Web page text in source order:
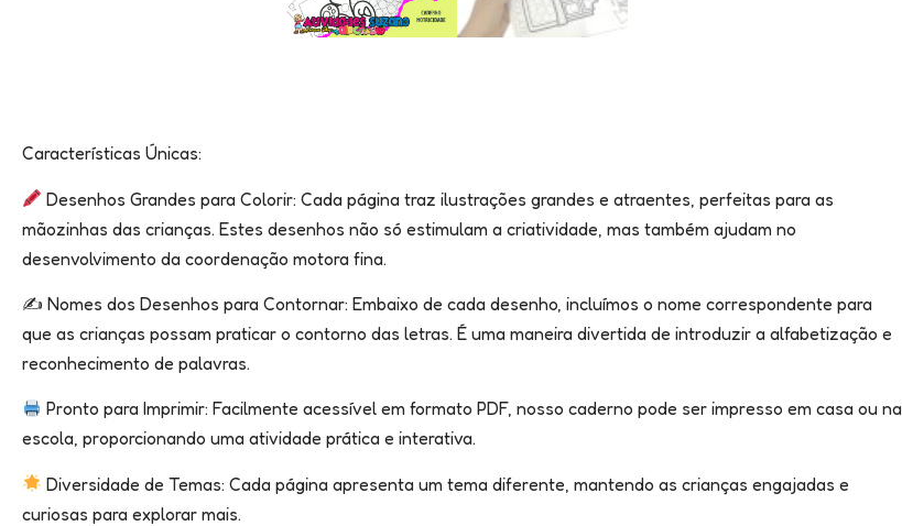
Características Únicas:
Desenhos Grandes para Colorir: Cada página traz ilustrações grandes e atraentes, perfeitas para as
mãozinhas das crianças. Estes desenhos não só estimulam a criatividade, mas também ajudam no
desenvolvimento da coordenação motora fina.
✍️ Nomes dos Desenhos para Contornar: Embaixo de cada desenho, incluímos o nome correspondente para
que as crianças possam praticar o contorno das letras. É uma maneira divertida de introduzir a alfabetização e
reconhecimento de palavras.
Pronto para Imprimir: Facilmente acessível em formato PDF, nosso caderno pode ser impresso em casa ou na
escola, proporcionando uma atividade prática e interativa.
Diversidade de Temas: Cada página apresenta um tema diferente, mantendo as crianças engajadas e
curiosas para explorar mais.